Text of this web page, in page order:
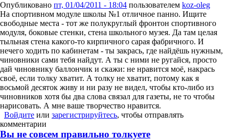
Опубликовано пт, 01/04/2011 - 18:04 пользователем koz-oleg
На спортивном модуле школы №1 отличное панно. Ищите
свободные места - тот же полукруглый фронтон спортивного
модуля, боковые стенки, стена школьного музея. Да там целая
тыльная стена какого-то кирпичного сарая фабричного. И
нечего ходить по кабинетам - ты закрась, где найдёшь нужным,
чиновники сами тебя найдут. А ты с ними не ругайся, просто
дай чиновнику баллончик и скажи: не нравится моё, накрась
своё, если толку хватит. А толку не хватит, потому как я
восьмой десяток живу и ни разу не видел, чтобы кто-либо из
чиновников хотя бы два слова связал для газеты, не то чтобы
нарисовать. А мне ваше творчество нравится.
Войдите или зарегистрируйтесь, чтобы отправлять
комментарии
Вы не совсем правильно толкуете